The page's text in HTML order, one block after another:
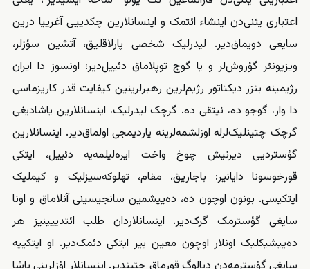
اعتباری یئنی‌دن اینشاء ائتمک و اینسانلارین چکدییی آغرییا درین
سایغی دویماق‌دیر. لیدرلیک شخصی پارلاقلیق، آتشین سؤزلر،
ویزیونئر گؤروش‌لر و یا گوج توپلاماق دئییل‌دیر؛ اونسوز دا ایران
رژیمینه بنز‌ر دیکتاتور رژیم‌لرین رهبر‌لرینین کیفایت قدر کاریزماسی
دا وار، گوجو ده، نیتقی ده. گرچک لیدرلیک، اینسانلارین یاشادیغی
گرچک چتینلیک‌لرله اوزلشمه‌لرینه یاردیمجی اولماق‌دیر. اینسانلارین
گؤستردیی دیرنیش چوخ واخت ایره‌لیلمه‌یه دئییل، ایتکی
قورخوسونا دایانیر: باجاریق، مقام، تهلوکه‌سیزلیک و کیملیک
ایتکیسی. بونون اوچون ده، ده‌ییشمین سانجیسینی آنلاماق و اونا
سایغی گؤسترمک گرک‌دیر. اینسانلاردان طلب ائتدییینیز هر
ده‌ییشیکلیک اونلار اوچون معین بیر ایتکی دئمک‌دیر. او ایتکییه